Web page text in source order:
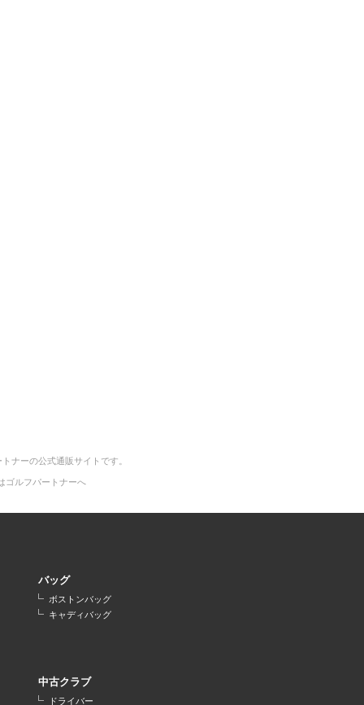
ナーの公式通販サイトです。
ゴルフパートナーへ
バッグ
ボストンバッグ
キャディバッグ
中古クラブ
ドライバー